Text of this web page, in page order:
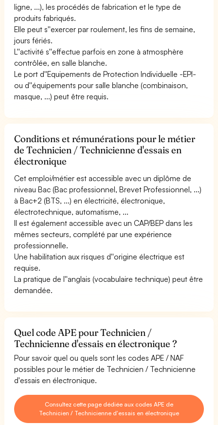
ligne, ...), les procédés de fabrication et le type de
produits fabriqués.
Elle peut s''exercer par roulement, les fins de semaine,
jours fériés.
L''activité s''effectue parfois en zone à atmosphère
contrôlée, en salle blanche.
Le port d''Equipements de Protection Individuelle -EPI-
ou d''équipements pour salle blanche (combinaison,
masque, ...) peut être requis.
Conditions et rémunérations pour le métier
de Technicien / Technicienne d'essais en
électronique
Cet emploi/métier est accessible avec un diplôme de
niveau Bac (Bac professionnel, Brevet Professionnel, ...)
à Bac+2 (BTS, ...) en électricité, électronique,
électrotechnique, automatisme, ...
Il est également accessible avec un CAP/BEP dans les
mêmes secteurs, complété par une expérience
professionnelle.
Une habilitation aux risques d''origine électrique est
requise.
La pratique de l''anglais (vocabulaire technique) peut être
demandée.
Quel code APE pour Technicien /
Technicienne d'essais en électronique ?
Pour savoir quel ou quels sont les codes APE / NAF
possibles pour le métier de Technicien / Technicienne
d'essais en électronique.
Consultez cette page dédiée aux codes APE de
Technicien / Technicienne d'essais en électronique